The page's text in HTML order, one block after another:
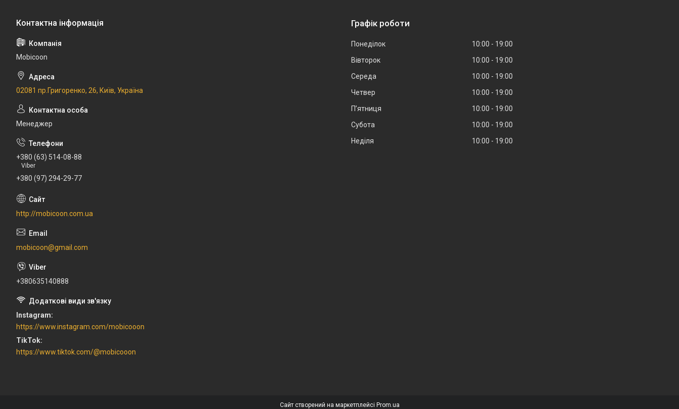
Mobicoon
02081 пр.Григоренко, 26, Київ, Україна
Менеджер
+380 (63) 514-08-88
Viber
+380 (97) 294-29-77
http://mobicoon.com.ua
mobicoon@gmail.com
+380635140888
Instagram
https://www.instagram.com/mobicooon
TikTok
https://www.tiktok.com/@mobicooon
Графік роботи
Понеділок 10:00
19:00
Вівторок
10:00
19:00
Середа
10:00
19:00
Четвер
10:00
19:00
Пʼятниця
10:00
19:00
Субота
10:00
19:00
Неділя
10:00 19:00
Сайт створений на маркетплейсі Prom.ua